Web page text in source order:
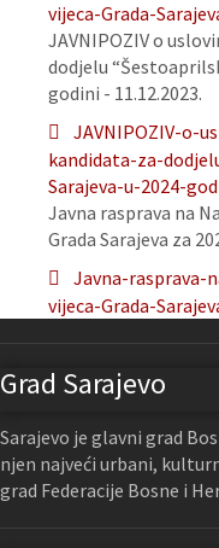
vijeca-Grada-
JAVNIPOZIV o
dodjelu
godini - 11.12.2023.
JAVNIPOZIV-o-
kandidata-za-
Sarajeva-u-2024-
Javna rasprava na
Grada Sarajeva za
Javna-rasprava-
vijeca-Grada-
Grad Sarajevo
Sarajevo je glavni grad
njen najveći urbani,
grad Federacije Bosne i